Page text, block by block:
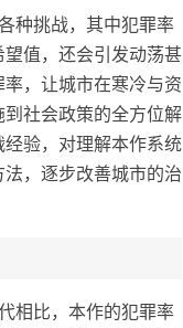
种挑战，其中犯罪率
值，还会引发动荡甚
，让城市在寒冷与资
社会政策的全方位解
验，对理解本作系统
，逐步改善城市的治
相比，本作的犯罪率